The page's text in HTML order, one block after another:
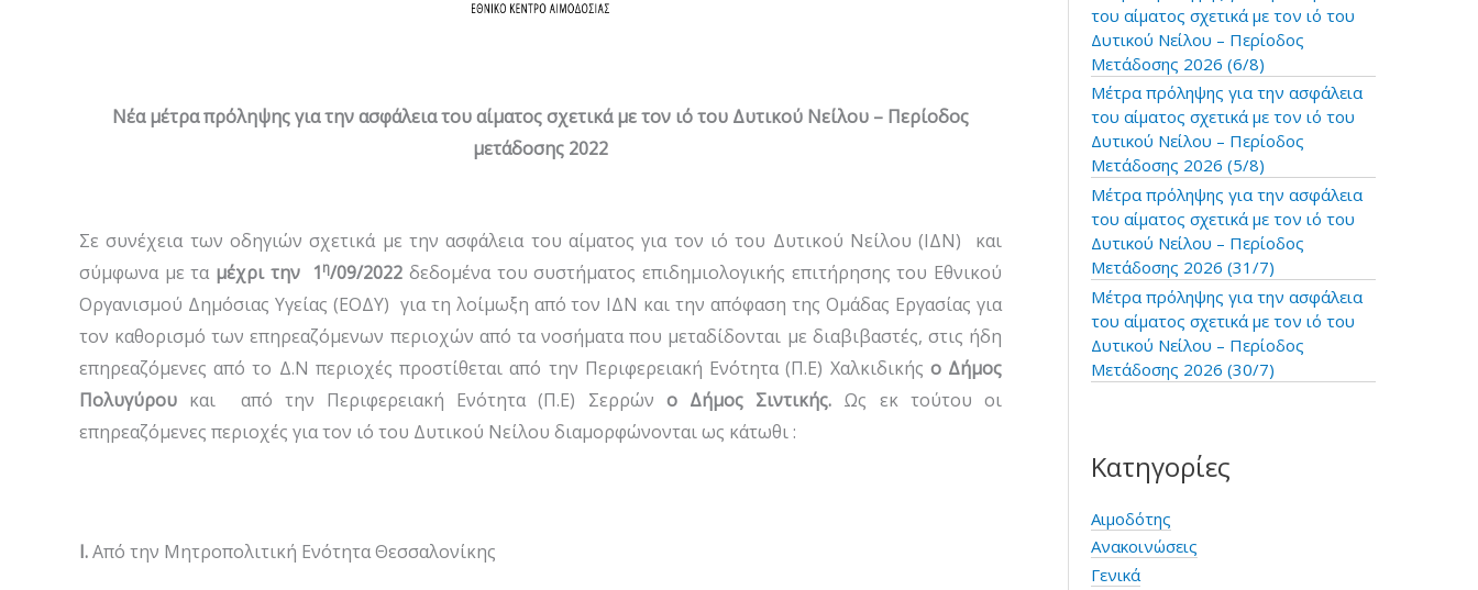
Νέα μέτρα πρόληψης για την ασφάλεια του αίματος σχετικά με τον ιό του Δυτικού Νείλου – Περίοδος
μετάδοσης 2022
Σε συνέχεια των οδηγιών σχετικά με την ασφάλεια του αίματος για τον ιό του Δυτικού Νείλου (ΙΔΝ) και
σύμφωνα με τα μέχρι την 1η/09/2022 δεδομένα του συστήματος επιδημιολογικής επιτήρησης του Εθνικού
Οργανισμού Δημόσιας Υγείας (ΕΟΔΥ) για τη λοίμωξη από τον ΙΔΝ και την απόφαση της Ομάδας Εργασίας για
τον καθορισμό των επηρεαζόμενων περιοχών από τα νοσήματα που μεταδίδονται με διαβιβαστές, στις ήδη
επηρεαζόμενες από το Δ.Ν περιοχές προστίθεται από την Περιφερειακή Ενότητα (Π.Ε) Χαλκιδικής ο Δήμος
Πολυγύρου και από την Περιφερειακή Ενότητα (Π.Ε) Σερρών ο Δήμος Σιντικής. Ως εκ τούτου οι
επηρεαζόμενες περιοχές για τον ιό του Δυτικού Νείλου διαμορφώνονται ως κάτωθι :
I.Από την Μητροπολιτική Ενότητα Θεσσαλονίκης
του αίματος σχετικά με τον ιό του
Δυτικού Νείλου – Περίοδος
Μετάδοσης 2026 (6/8)
Μέτρα πρόληψης για την ασφάλεια
του αίματος σχετικά με τον ιό του
Δυτικού Νείλου – Περίοδος
Μετάδοσης 2026 (5/8)
Μέτρα πρόληψης για την ασφάλεια
του αίματος σχετικά με τον ιό του
Δυτικού Νείλου – Περίοδος
Μετάδοσης 2026 (31/7)
Μέτρα πρόληψης για την ασφάλεια
του αίματος σχετικά με τον ιό του
Δυτικού Νείλου – Περίοδος
Μετάδοσης 2026 (30/7)
Κατηγορίες
Αιμοδότης
Ανακοινώσεις
Γενικά